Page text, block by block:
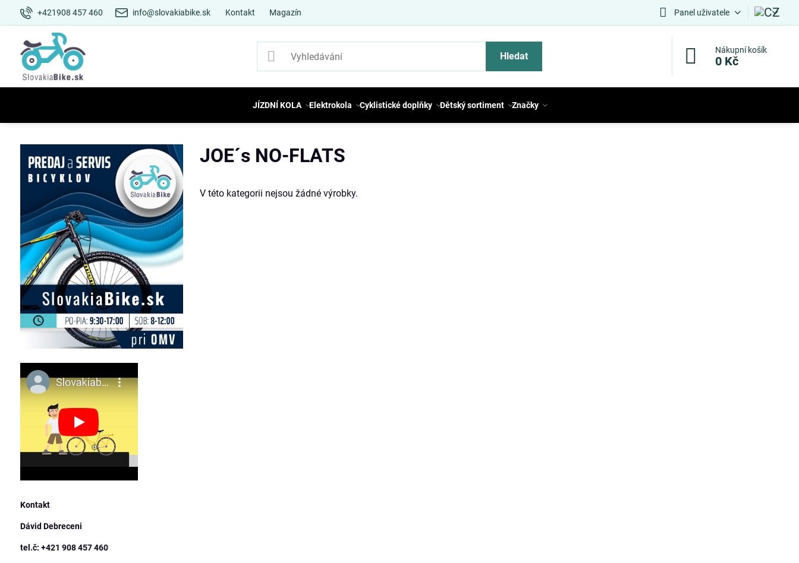
+421908 457 460 info@slovakiabike.sk Kontakt Magazín Panel uživatele
Hledat
Nákupní košík
0 Kč
JÍZDNÍ KOLA Elektrokola Cyklistické doplňky Dětský sortiment Značky
JOE´s NO-FLATS
V této kategorii nejsou žádné výrobky.
Kontakt
Dávid Debreceni
tel.č: +421 908 457 460